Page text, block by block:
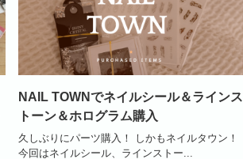
NAIL TOWNでネイルシール＆ラインス
トーン＆ホログラム購入
久しぶりにパーツ購入！ しかもネイルタウン！
今回はネイルシール、ラインストー...